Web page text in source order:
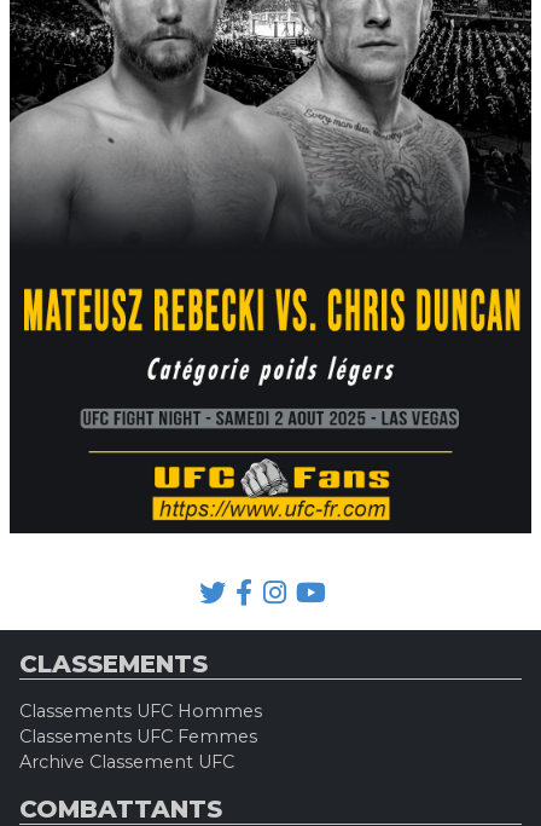
CLASSEMENTS
Classements UFC Hommes
Classements UFC Femmes
Archive Classement UFC
COMBATTANTS